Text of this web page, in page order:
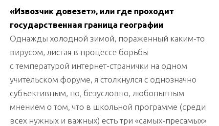
«Извозчик довезет», или где проходит
государственная граница географии
Однажды холодной зимой, пораженный каким-то
вирусом, листая в процессе борьбы
с температурой интернет-странички на одном
учительском форуме, я столкнулся с однозначно
субъективным, но, безусловно, любопытным
мнением о том, что в школьной программе (среди
всех нужных и важных) есть три «самых-пресамых»